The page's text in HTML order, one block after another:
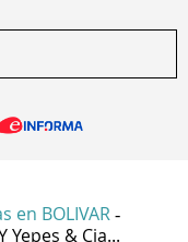
en BOLIVAR -
Yepes & Cia...